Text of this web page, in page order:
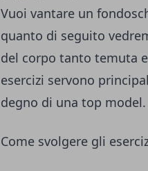
Vuoi vantare un
quanto di seguito
del corpo tanto temuta
esercizi servono
degno di una top model.
Come svolgere gli